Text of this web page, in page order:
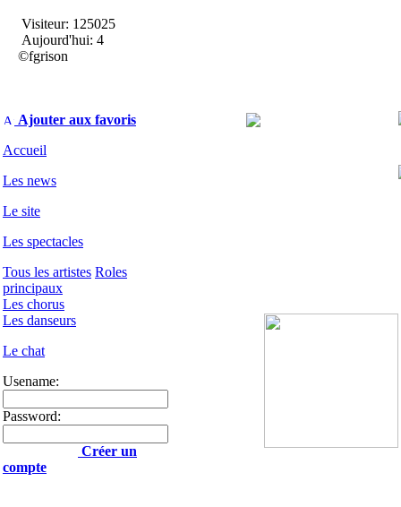
Visiteur: 125025
Aujourd'hui: 4
©fgrison
Ajouter aux favoris
Accueil
Les news
Le site
Les spectacles
Tous les artistes Roles
principaux
Les chorus
Les danseurs
Le chat
Usename:
Password:
Créer un
compte